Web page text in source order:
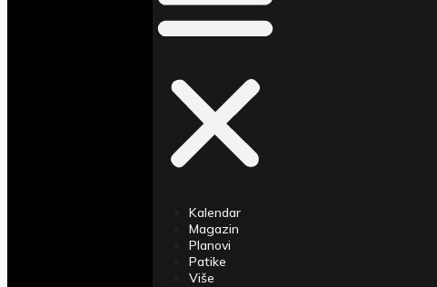
Kalendar
Magazin
Planovi
Patike
Više